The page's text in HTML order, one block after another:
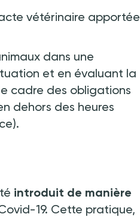
vétérinaire apportée
dans une
et en évaluant la
cadre des obligations
dehors des heures
introduit de manière
19. Cette pratique,